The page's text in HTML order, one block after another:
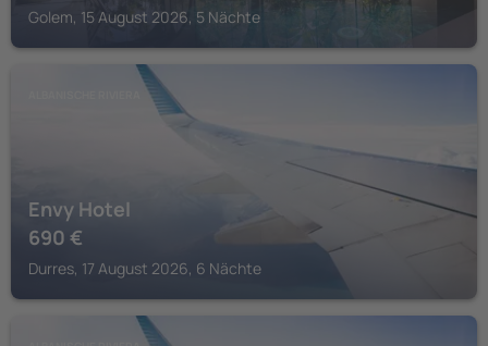
Golem, 15 August 2026, 5 Nächte
Envy Hotel
690 €
Durres, 17 August 2026, 6 Nächte